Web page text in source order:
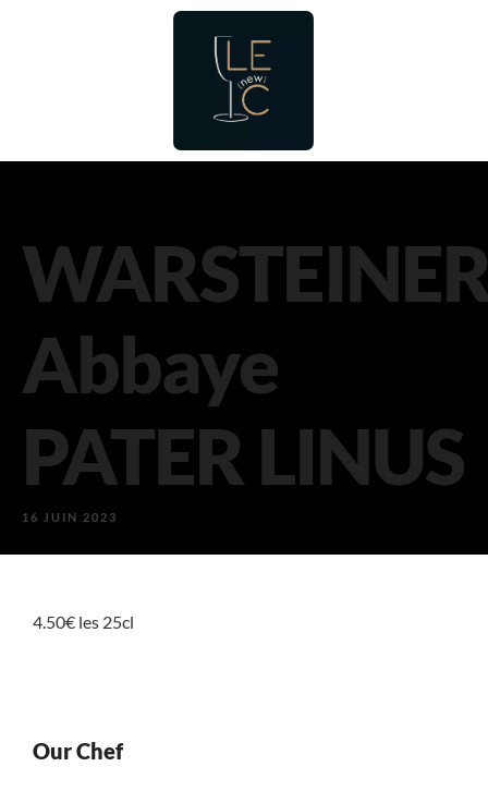
Abbaye
PATER LINUS
16 JUIN 2023
4.50€ les 25cl
Our Chef